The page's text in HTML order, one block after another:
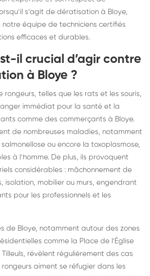
s’agit de dératisation à Bloye,
équipe de techniciens certifiés
efficaces et durables.
il crucial d’agir contre
à Bloye ?
rongeurs, telles que les rats et les souris,
immédiat pour la santé et la
comme des commerçants à Bloye.
de nombreuses maladies, notamment
ou encore la toxoplasmose,
à l’homme. De plus, ils provoquent
considérables : mâchonnement de
isolation, mobilier ou murs, engendrant
pour les professionnels et les
de Bloye, notamment autour des zones
comme la Place de l'Église
révèlent régulièrement des cas
rongeurs aiment se réfugier dans les